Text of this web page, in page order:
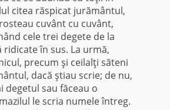
citea răspicat jurământul,
cuvânt cu cuvânt,
cele trei degete de la
în sus. La urmă,
precum şi ceilalţi săteni
dacă ştiau scrie; de nu,
degetul sau făceau o
le scria numele întreg.